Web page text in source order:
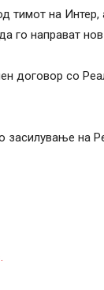
на Интер,
го направат
договор со
засилување на